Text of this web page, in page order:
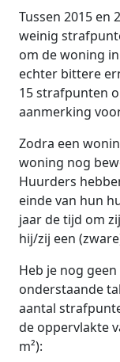
Tussen 2015 en
weinig
om de woning
echter bittere
15 strafpunten
aanmerking
Zodra een
woning nog
Huurders
einde van hun
jaar de tijd om
hij/zij een
Heb je nog
onderstaande
aantal
de oppervlakte
m²):